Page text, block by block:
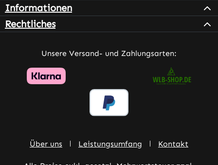
Informationen
Rechtliches
Unsere Versand- und Zahlungsarten:
Über uns Leistungsumfang Kontakt